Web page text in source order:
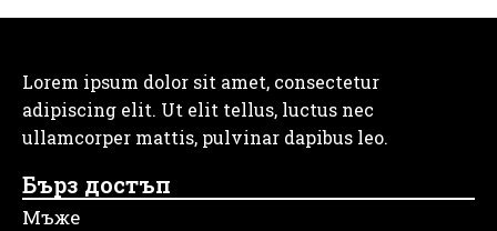
Lorem ipsum dolor sit amet, consectetur
adipiscing elit. Ut elit tellus, luctus nec
ullamcorper mattis, pulvinar dapibus leo.
Бърз достъп
Мъже